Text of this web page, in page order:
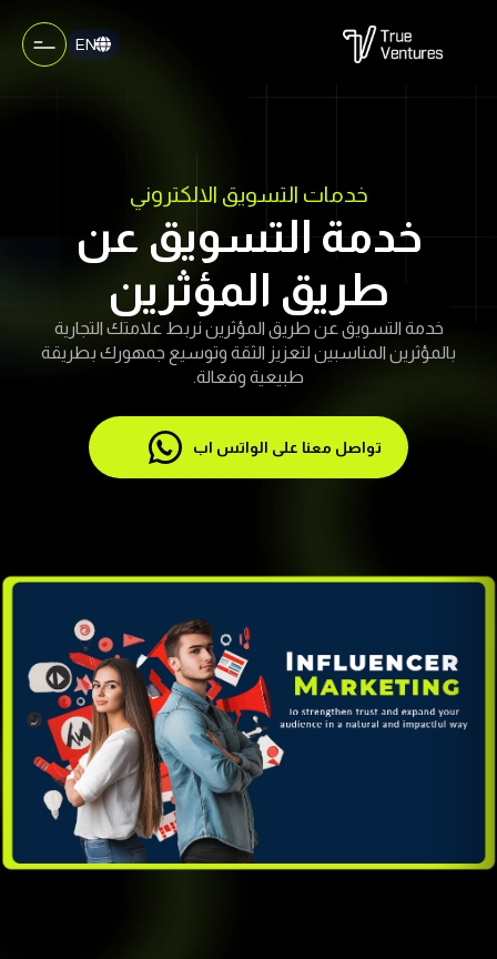
EN
خدمات التسويق الالكتروني
خدمة التسويق عن
طريق المؤثرين
خدمة التسويق عن طريق المؤثرين نربط علامتك التجارية
بالمؤثرين المناسبين لتعزيز الثقة وتوسيع جمهورك بطريقة
طبيعية وفعالة.
تواصل معنا على الواتس اب